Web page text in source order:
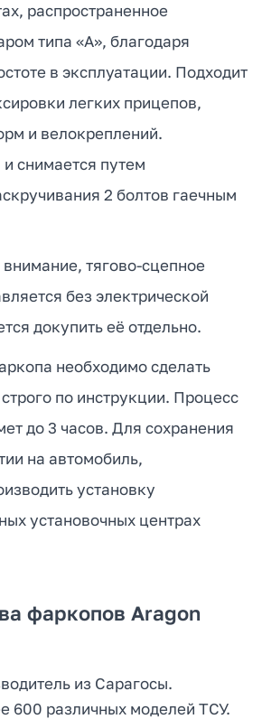
распространенное
типа «А», благодаря
в эксплуатации. Подходит
легких прицепов,
и велокреплений.
снимается путем
2 болтов гаечным
тягово-сцепное
без электрической
докупить её отдельно.
необходимо сделать
по инструкции. Процесс
до 3 часов. Для сохранения
на автомобиль,
установку
установочных центрах
фаркопов Aragon
из Сарагосы.
600 различных моделей ТСУ.